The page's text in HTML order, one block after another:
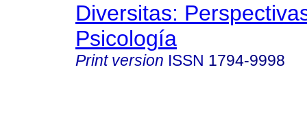
Diversitas:
Psicología
Print version ISSN 1794-9998